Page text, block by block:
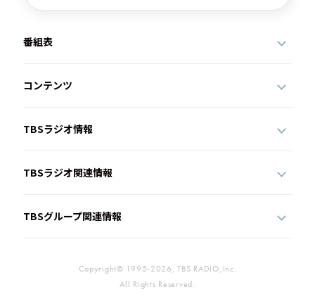
番組表
コンテンツ
TBSラジオ情報
TBSラジオ関連情報
TBSグループ関連情報
Copyright© 1995-2026, TBS RADIO,Inc.
All Rights Reserved.